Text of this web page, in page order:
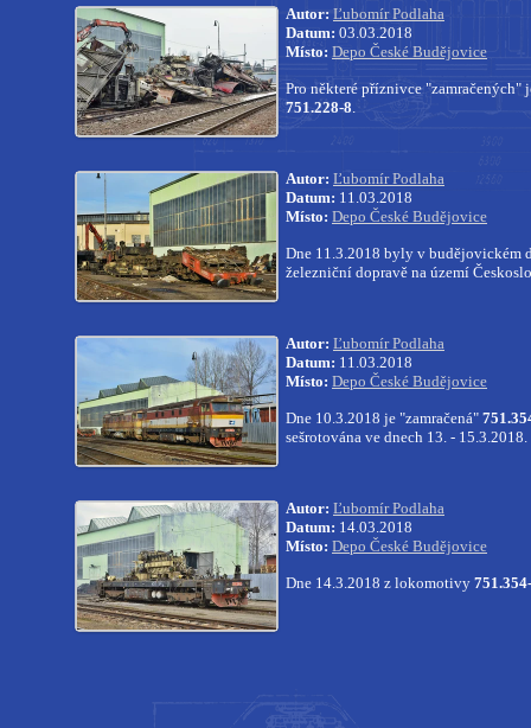
Autor: Ľubomír Podlaha
Datum: 03.03.2018
Místo: Depo České Budějovice
Pro některé příznivce
751.228-8.
Autor: Ľubomír Podlaha
Datum: 11.03.2018
Místo: Depo České Budějovice
Dne 11.3.2018 byly v
železniční dopravě na území
Autor: Ľubomír Podlaha
Datum: 11.03.2018
Místo: Depo České Budějovice
Dne 10.3.2018 je "zamračená"
sešrotována ve dnech 13. - 15.3.2018.
Autor: Ľubomír Podlaha
Datum: 14.03.2018
Místo: Depo České Budějovice
Dne 14.3.2018 z lokomotivy